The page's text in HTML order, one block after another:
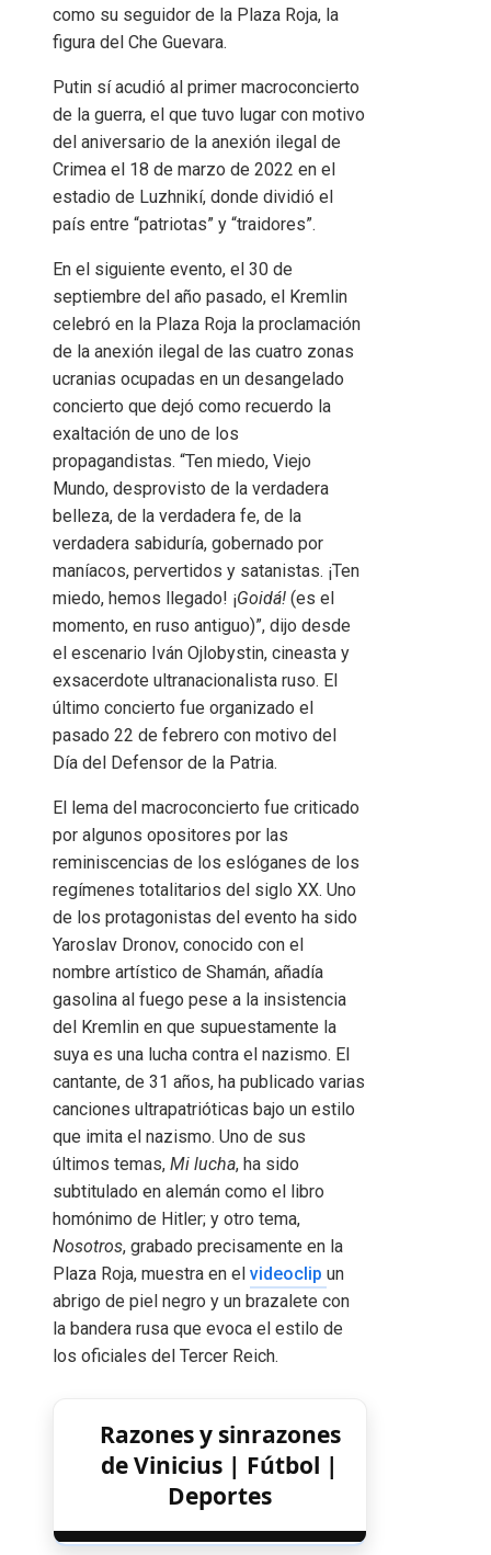
como su seguidor de la Plaza Roja, la
figura del Che Guevara.
Putin sí acudió al primer macroconcierto
de la guerra, el que tuvo lugar con motivo
del aniversario de la anexión ilegal de
Crimea el 18 de marzo de 2022 en el
estadio de Luzhnikí, donde dividió el
país entre “patriotas” y “traidores”.
En el siguiente evento, el 30 de
septiembre del año pasado, el Kremlin
celebró en la Plaza Roja la proclamación
de la anexión ilegal de las cuatro zonas
ucranias ocupadas en un desangelado
concierto que dejó como recuerdo la
exaltación de uno de los
propagandistas. “Ten miedo, Viejo
Mundo, desprovisto de la verdadera
belleza, de la verdadera fe, de la
verdadera sabiduría, gobernado por
maníacos, pervertidos y satanistas. ¡Ten
miedo, hemos llegado! ¡Goidá! (es el
momento, en ruso antiguo)”, dijo desde
el escenario Iván Ojlobystin, cineasta y
exsacerdote ultranacionalista ruso. El
último concierto fue organizado el
pasado 22 de febrero con motivo del
Día del Defensor de la Patria.
El lema del macroconcierto fue criticado
por algunos opositores por las
reminiscencias de los eslóganes de los
regímenes totalitarios del siglo XX. Uno
de los protagonistas del evento ha sido
Yaroslav Dronov, conocido con el
nombre artístico de Shamán, añadía
gasolina al fuego pese a la insistencia
del Kremlin en que supuestamente la
suya es una lucha contra el nazismo. El
cantante, de 31 años, ha publicado varias
canciones ultrapatrióticas bajo un estilo
que imita el nazismo. Uno de sus
últimos temas, Mi lucha, ha sido
subtitulado en alemán como el libro
homónimo de Hitler; y otro tema,
Nosotros, grabado precisamente en la
Plaza Roja, muestra en el videoclip un
abrigo de piel negro y un brazalete con
la bandera rusa que evoca el estilo de
los oficiales del Tercer Reich.
Razones y sinrazones
de Vinicius | Fútbol |
Deportes